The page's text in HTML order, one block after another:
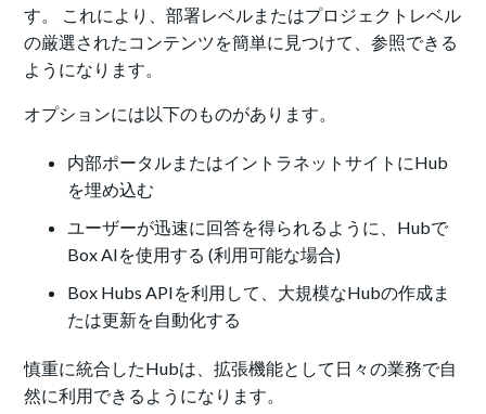
す。 これにより、部署レベルまたはプロジェクトレベル
の厳選されたコンテンツを簡単に見つけて、参照できる
ようになります。
オプションには以下のものがあります。
内部ポータルまたはイントラネットサイトにHub
を埋め込む
ユーザーが迅速に回答を得られるように、Hubで
Box AIを使用する (利用可能な場合)
Box Hubs APIを利用して、大規模なHubの作成ま
たは更新を自動化する
慎重に統合したHubは、拡張機能として日々の業務で自
然に利用できるようになります。